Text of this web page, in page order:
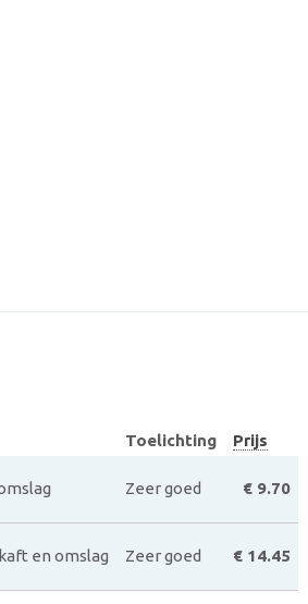
Toelichting
Prijs
Zeer goed € 9.70
en omslag Zeer goed € 14.45